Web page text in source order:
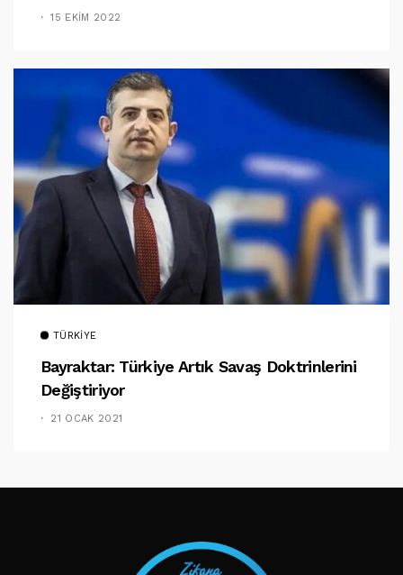
15 EKIM 2022
TÜRKIYE
Bayraktar: Türkiye Artık Savaş Doktrinlerini
Değiştiriyor
21 OCAK 2021
TAKIP ET